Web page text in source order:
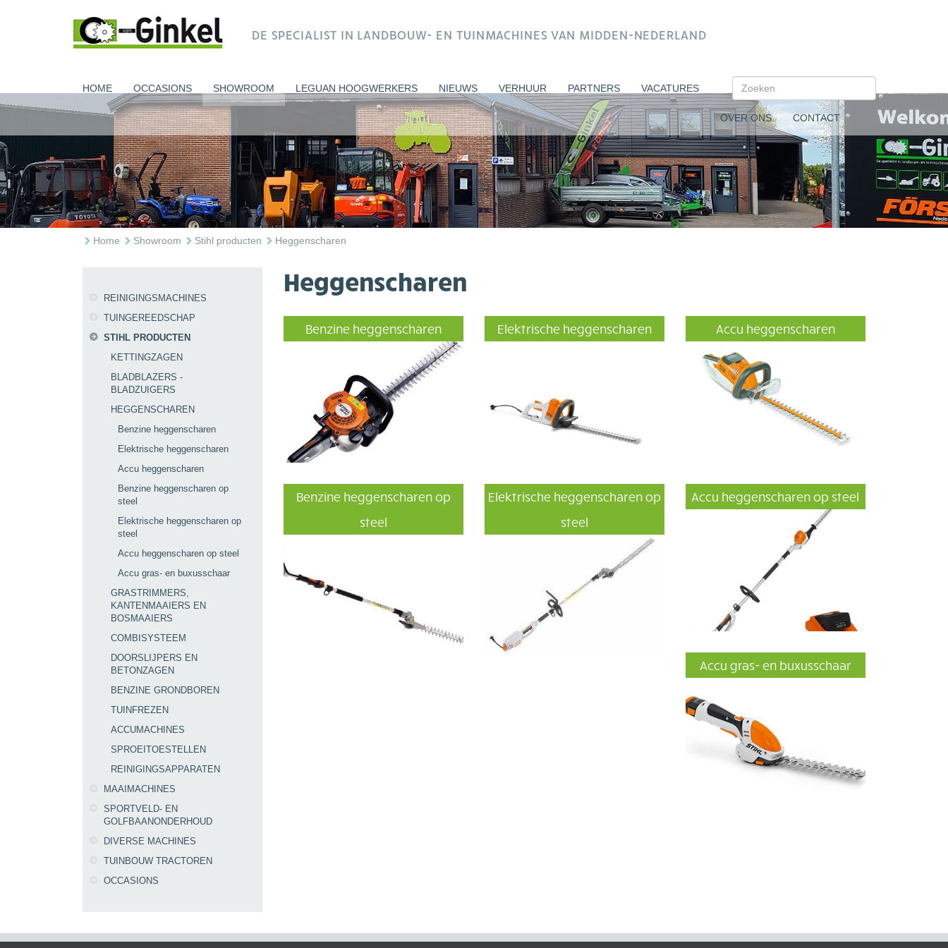
DE SPECIALIST IN LANDBOUW- EN TUINMACHINES VAN MIDDEN-NEDERLAND
HOME OCCASIONS SHOWROOM LEGUAN HOOGWERKERS NIEUWS VERHUUR PARTNERS VACATURES
OVER ONS CONTACT
Home Showroom Stihl producten Heggenscharen
REINIGINGSMACHINES
TUINGEREEDSCHAP
STIHL PRODUCTEN
KETTINGZAGEN
BLADBLAZERS -
BLADZUIGERS
HEGGENSCHAREN
Benzine heggenscharen
Elektrische heggenscharen
Accu heggenscharen
Benzine heggenscharen op
steel
Elektrische heggenscharen op
steel
Accu heggenscharen op steel
Accu gras- en buxusschaar
GRASTRIMMERS,
KANTENMAAIERS EN
BOSMAAIERS
COMBISYSTEEM
DOORSLIJPERS EN
BETONZAGEN
BENZINE GRONDBOREN
TUINFREZEN
ACCUMACHINES
SPROEITOESTELLEN
REINIGINGSAPPARATEN
MAAIMACHINES
SPORTVELD- EN
GOLFBAANONDERHOUD
DIVERSE MACHINES
TUINBOUW TRACTOREN
OCCASIONS
Heggenscharen
Benzine heggenscharen Elektrische heggenscharen Accu heggenscharen
Benzine heggenscharen op
steel
Elektrische heggenscharen op
steel
Accu heggenscharen op steel
Accu gras- en buxusschaar